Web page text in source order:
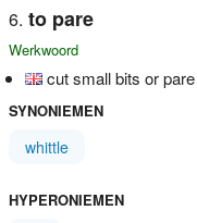
to pare
Werkwoord
cut small bits or
SYNONIEMEN
whittle
HYPERONIEMEN